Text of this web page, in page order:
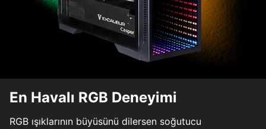
En Havalı RGB Deneyimi
RGB ışıklarının büyüsünü dilersen soğutucu